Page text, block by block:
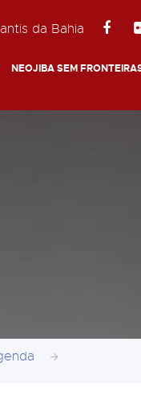
da Bahia
NEOJIBA SEM